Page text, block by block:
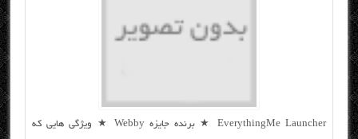
EverythingMe Launcher ★ برنده جایزه Webby ★ ویژگی هایی که